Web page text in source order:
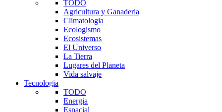
TODO
Agricultura y Ganaderia
Climatologia
Ecologismo
Ecosistemas
El Universo
La Tierra
Lugares del Planeta
Vida salvaje
Tecnologia
TODO
Energia
Espacial